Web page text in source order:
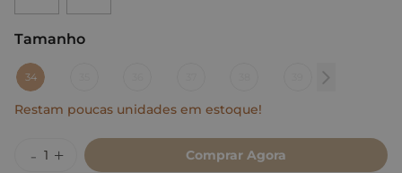
Tamanho
: 34
34
Restam poucas unidades em estoque!
Comprar Agora